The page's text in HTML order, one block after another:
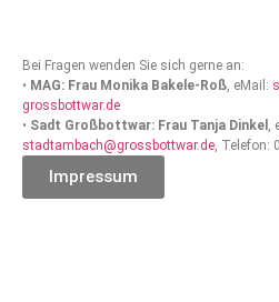
Bei Fragen wenden Sie sich gerne an:
• MAG: Frau Monika Bakele-Roß, eMail:
grossbottwar.de
• Sadt Großbottwar: Frau Tanja Dinkel ,
stadtambach@grossbottwar.de, Telefon:
Impressum